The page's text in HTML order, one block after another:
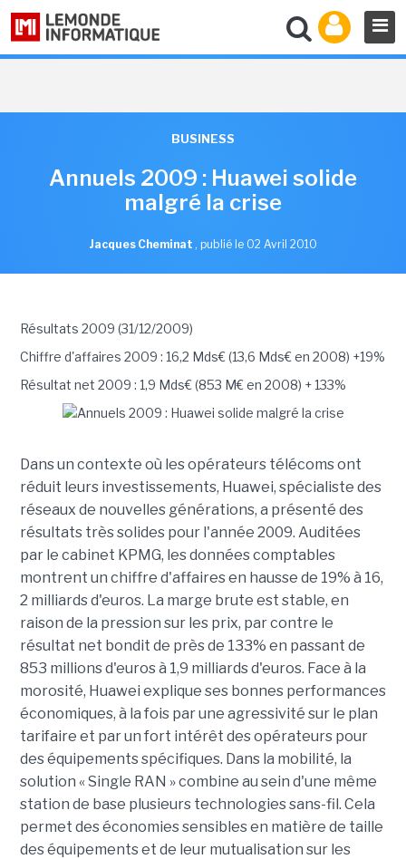
BUSINESS
Annuels 2009 : Huawei solide
malgré la crise
Jacques Cheminat , publié le 02 Avril 2010
Résultats 2009 (31/12/2009)
Chiffre d'affaires 2009 : 16,2 Mds€ (13,6 Mds€ en 2008) +19%
Résultat net 2009 : 1,9 Mds€ (853 M€ en 2008) + 133%
Dans un contexte où les opérateurs télécoms ont
réduit leurs investissements, Huawei, spécialiste des
réseaux de nouvelles générations, a présenté des
résultats très solides pour l'année 2009. Auditées
par le cabinet KPMG, les données comptables
montrent un chiffre d'affaires en hausse de 19% à 16,
2 milliards d'euros. La marge brute est stable, en
raison de la pression sur les prix, par contre le
résultat net bondit de près de 133% en passant de
853 millions d'euros à 1,9 milliards d'euros. Face à la
morosité, Huawei explique ses bonnes performances
économiques, à la fois par une agressivité sur le plan
tarifaire et par un fort intérêt des opérateurs pour
des équipements spécifiques. Dans la mobilité, la
solution « Single RAN » combine au sein d'une même
station de base plusieurs technologies sans-fil. Cela
permet des économies sensibles en matière de taille
des équipements et de leur mutualisation sur les